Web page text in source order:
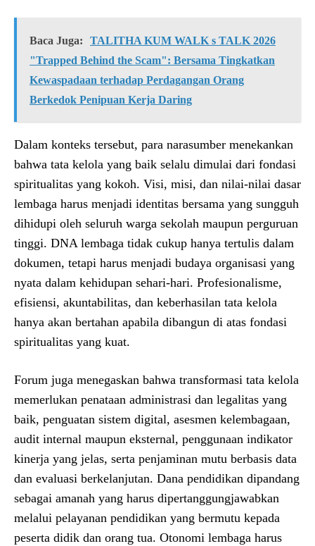
Baca Juga:
TALITHA KUM WALK s TALK 2026
"Trapped Behind the Scam": Bersama Tingkatkan
Kewaspadaan terhadap Perdagangan Orang
Berkedok Penipuan Kerja Daring
Dalam konteks tersebut, para narasumber menekankan
bahwa tata kelola yang baik selalu dimulai dari fondasi
spiritualitas yang kokoh. Visi, misi, dan nilai-nilai dasar
lembaga harus menjadi identitas bersama yang sungguh
dihidupi oleh seluruh warga sekolah maupun perguruan
tinggi. DNA lembaga tidak cukup hanya tertulis dalam
dokumen, tetapi harus menjadi budaya organisasi yang
nyata dalam kehidupan sehari-hari. Profesionalisme,
efisiensi, akuntabilitas, dan keberhasilan tata kelola
hanya akan bertahan apabila dibangun di atas fondasi
spiritualitas yang kuat.
Forum juga menegaskan bahwa transformasi tata kelola
memerlukan penataan administrasi dan legalitas yang
baik, penguatan sistem digital, asesmen kelembagaan,
audit internal maupun eksternal, penggunaan indikator
kinerja yang jelas, serta penjaminan mutu berbasis data
dan evaluasi berkelanjutan. Dana pendidikan dipandang
sebagai amanah yang harus dipertanggungjawabkan
melalui pelayanan pendidikan yang bermutu kepada
peserta didik dan orang tua. Otonomi lembaga harus